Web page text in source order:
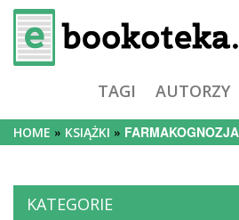
TAGI AUTORZY
HOME KSIĄŻKI FARMAKOGNOZJA
KATEGORIE